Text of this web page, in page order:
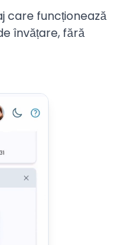
care funcționează
învățare, fără